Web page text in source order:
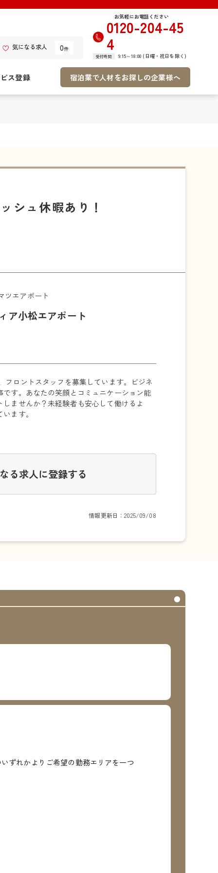
気になる求人 0件
お気軽にお電話ください
0120-204-45
4
受付時間 9:15～18:00 (日曜・祝日を除く)
ス登録 宿泊業で人材をお探しの企業様へ
シュ休暇あり！
ツエアポート
ア小松エアポート
ロントスタッフを募集しています。ビジネ
す。あなたの笑顔とコミュニケーション能
ませんか？未経験者も安心して働けるよ
ます。
る求人に登録する
情報更新日：2025/09/08
ずれかよりご希望の勤務エリアを一つ